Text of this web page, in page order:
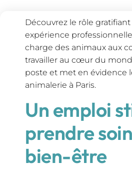
Découvrez le rôle
expérience
charge des animaux aux
travailler au cœur du
poste et met en évidence
animalerie à Paris.
Un emploi
prendre
bien-être